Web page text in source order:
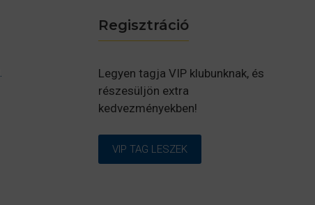
Regisztráció
Legyen tagja VIP klubunknak, és
részesüljön extra
kedvezményekben!
VIP TAG LESZEK